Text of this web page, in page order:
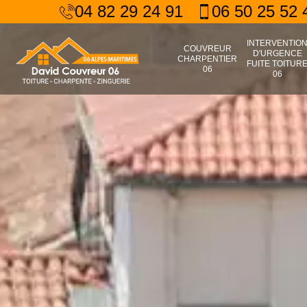
04 82 29 24 91 06 50 25 52
COUVREUR
CHARPENTIER
06
INTERVENTION
D'URGENCE
FUITE TOITURE
06